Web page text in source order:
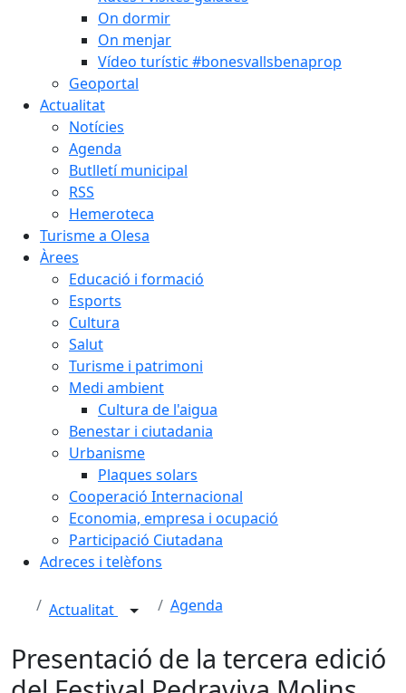
On dormir
On menjar
Vídeo turístic #bonesvallsbenaprop
Geoportal
Actualitat
Notícies
Agenda
Butlletí municipal
RSS
Hemeroteca
Turisme a Olesa
Àrees
Educació i formació
Esports
Cultura
Salut
Turisme i patrimoni
Medi ambient
Cultura de l'aigua
Benestar i ciutadania
Urbanisme
Plaques solars
Cooperació Internacional
Economia, empresa i ocupació
Participació Ciutadana
Adreces i telèfons
Actualitat Agenda
Presentació de la tercera edició